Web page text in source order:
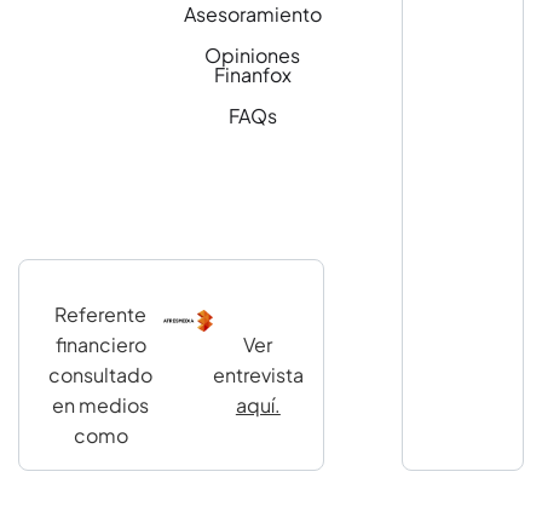
Asesoramiento
Opiniones
Finanfox
FAQs
Referente
financiero
consultado
en medios
como
Ver
entrevista
aquí.